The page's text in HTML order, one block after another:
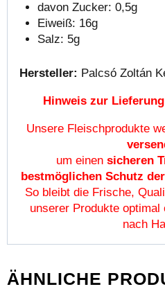
davon Zucker: 0,5g
Eiweiß: 16g
Salz: 5g
Hersteller: Palcsó Zoltán
Hinweis zur
Unsere Fleischprodukte
um einen sicheren
bestmöglichen Schutz
So bleibt die Frische,
unserer Produkte
nach
ÄHNLICHE